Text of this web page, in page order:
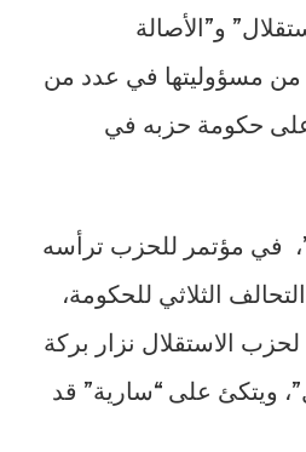
و”الأصالة
من مسؤوليتها في عدد من
على حكومة حزبه في
في مؤتمر للحزب ترأسه
الثلاثي للحكومة،
لحزب الاستقلال نزار بركة
ويتكئ على “سارية” قد